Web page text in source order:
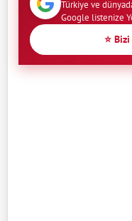
Türkiye ve
Google listenize
⭐